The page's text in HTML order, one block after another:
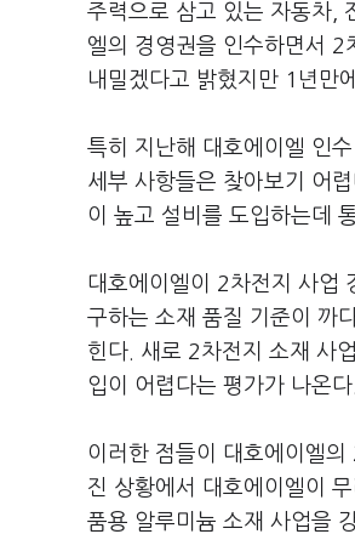
주력으로 삼고 있는 자동차,
엘의 경영권을 인수하면서 2
내밀겠다고 밝혔지만 1년만
특히 지난해 대호에이엘 인
세부 사항들은 찾아보기 어
이 높고 설비를 도입하는데
대호에이엘이 2차전지 사업
구하는 소재 품질 기준이 까
힌다. 새로 2차전지 소재 사
입이 어렵다는 평가가 나온다.
이러한 점들이 대호에이엘
진 상황에서 대호에이엘이
품용 알루미늄 소재 사업을